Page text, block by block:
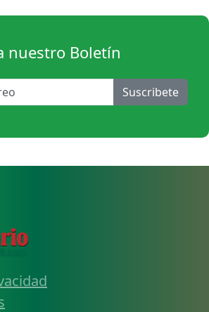
nuestro Boletín
Suscribete